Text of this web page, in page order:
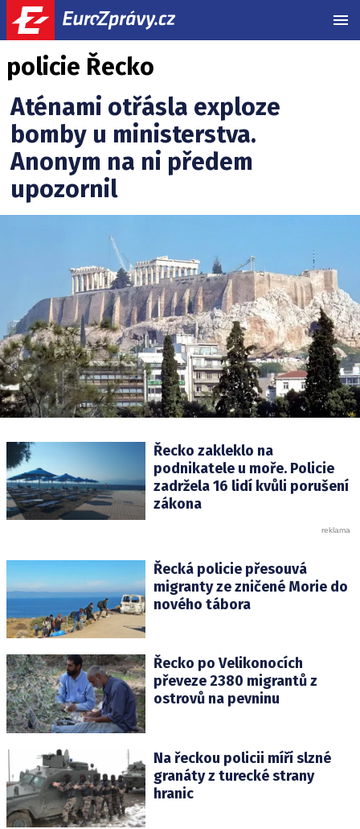
policie Řecko
Aténami otřásla exploze
bomby u ministerstva.
Anonym na ni předem
upozornil
Řecko zakleklo na
podnikatele u moře. Policie
zadržela 16 lidí kvůli porušení
zákona
Řecká policie přesouvá
migranty ze zničené Morie do
nového tábora
Řecko po Velikonocích
převeze 2380 migrantů z
ostrovů na pevninu
Na řeckou policii míří slzné
granáty z turecké strany
hranic